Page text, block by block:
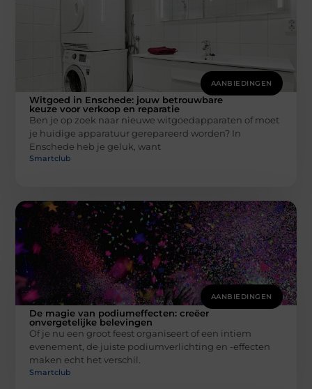
AANBIEDINGEN
Witgoed in Enschede: jouw betrouwbare
keuze voor verkoop en reparatie
Ben je op zoek naar nieuwe witgoedapparaten of moet
je huidige apparatuur gerepareerd worden? In
Enschede heb je geluk, want
Smartclub
AANBIEDINGEN
De magie van podiumeffecten: creëer
onvergetelijke belevingen
Of je nu een groot feest organiseert of een intiem
evenement, de juiste podiumverlichting en -effecten
maken echt het verschil.
Smartclub